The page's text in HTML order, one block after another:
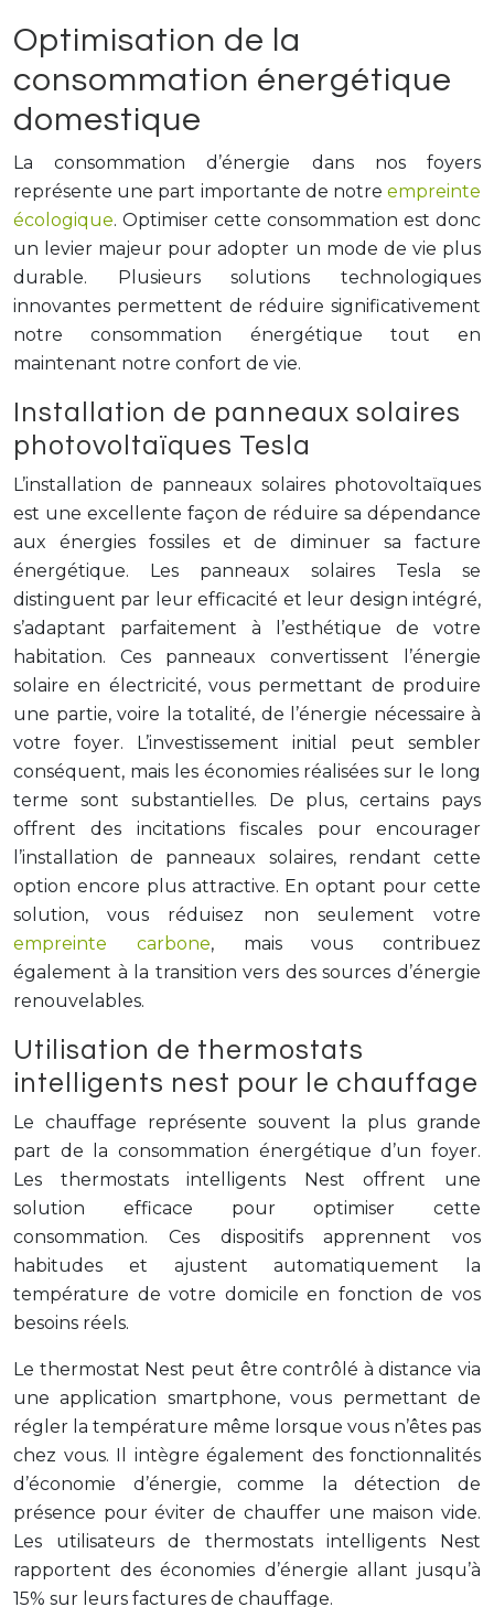
Optimisation de la
consommation énergétique
domestique
La consommation d’énergie dans nos foyers
représente une part importante de notre empreinte
écologique. Optimiser cette consommation est donc
un levier majeur pour adopter un mode de vie plus
durable. Plusieurs solutions technologiques
innovantes permettent de réduire significativement
notre consommation énergétique tout en
maintenant notre confort de vie.
Installation de panneaux solaires
photovoltaïques Tesla
L’installation de panneaux solaires photovoltaïques
est une excellente façon de réduire sa dépendance
aux énergies fossiles et de diminuer sa facture
énergétique. Les panneaux solaires Tesla se
distinguent par leur efficacité et leur design intégré,
s’adaptant parfaitement à l’esthétique de votre
habitation. Ces panneaux convertissent l’énergie
solaire en électricité, vous permettant de produire
une partie, voire la totalité, de l’énergie nécessaire à
votre foyer. L’investissement initial peut sembler
conséquent, mais les économies réalisées sur le long
terme sont substantielles. De plus, certains pays
offrent des incitations fiscales pour encourager
l’installation de panneaux solaires, rendant cette
option encore plus attractive. En optant pour cette
solution, vous réduisez non seulement votre
empreinte carbone, mais vous contribuez
également à la transition vers des sources d’énergie
renouvelables.
Utilisation de thermostats
intelligents nest pour le chauffage
Le chauffage représente souvent la plus grande
part de la consommation énergétique d’un foyer.
Les thermostats intelligents Nest offrent une
solution efficace pour optimiser cette
consommation. Ces dispositifs apprennent vos
habitudes et ajustent automatiquement la
température de votre domicile en fonction de vos
besoins réels.
Le thermostat Nest peut être contrôlé à distance via
une application smartphone, vous permettant de
régler la température même lorsque vous n’êtes pas
chez vous. Il intègre également des fonctionnalités
d’économie d’énergie, comme la détection de
présence pour éviter de chauffer une maison vide.
Les utilisateurs de thermostats intelligents Nest
rapportent des économies d’énergie allant jusqu’à
15% sur leurs factures de chauffage.